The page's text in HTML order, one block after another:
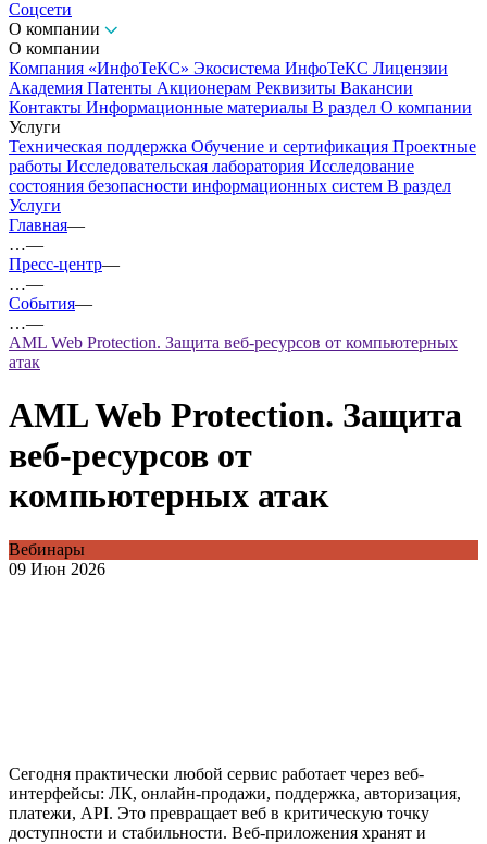
Соцсети
О компании
О компании
Компания «ИнфоТеКС» Экосистема ИнфоТеКС Лицензии
Академия Патенты Акционерам Реквизиты Вакансии
Контакты Информационные материалы В раздел О компании
Услуги
Техническая поддержка Обучение и сертификация Проектные
работы Исследовательская лаборатория Исследование
состояния безопасности информационных систем В раздел
Услуги
Главная—
…—
Пресс-центр—
…—
События—
…—
AML Web Protection. Защита веб-ресурсов от компьютерных
атак
AML Web Protection. Защита
веб-ресурсов от
компьютерных атак
Вебинары
09 Июн 2026
Сегодня практически любой сервис работает через веб-
интерфейсы: ЛК, онлайн-продажи, поддержка, авторизация,
платежи, API. Это превращает веб в критическую точку
доступности и стабильности. Веб-приложения хранят и